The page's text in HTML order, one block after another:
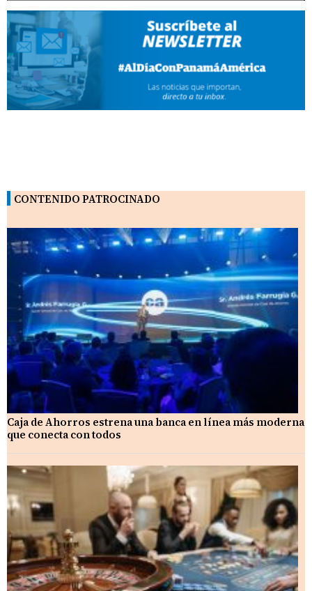
CONTENIDO PATROCINADO
Caja de Ahorros estrena una banca en línea más moderna
que conecta con todos